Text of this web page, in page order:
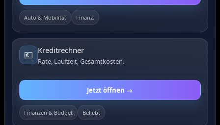
Auto & Mobilität Finanz.
💶 Kreditrechner
Rate, Laufzeit, Gesamtkosten.
Jetzt öffnen →
Finanzen & Budget Beliebt